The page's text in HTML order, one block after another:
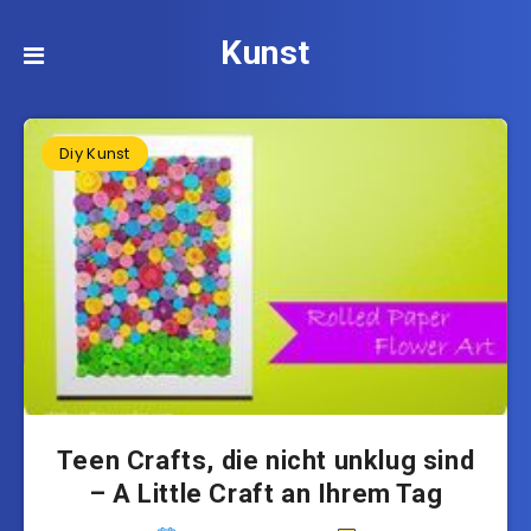
Kunst
Diy Kunst
Teen Crafts, die nicht unklug sind
– A Little Craft an Ihrem Tag